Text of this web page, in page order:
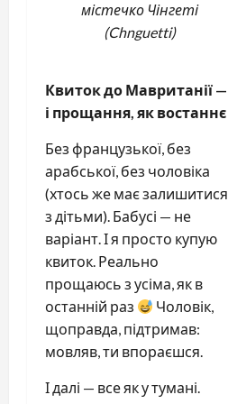
містечко Чінгеті
(Chnguetti)
Квиток до Мавританії —
і прощання, як востаннє
Без французької, без
арабської, без чоловіка
(хтось же має залишитися
з дітьми). Бабусі — не
варіант. І я просто купую
квиток. Реально
прощаюсь з усіма, як в
останній раз
Чоловік,
щоправда, підтримав:
мовляв, ти впораєшся.
І далі — все як у тумані.